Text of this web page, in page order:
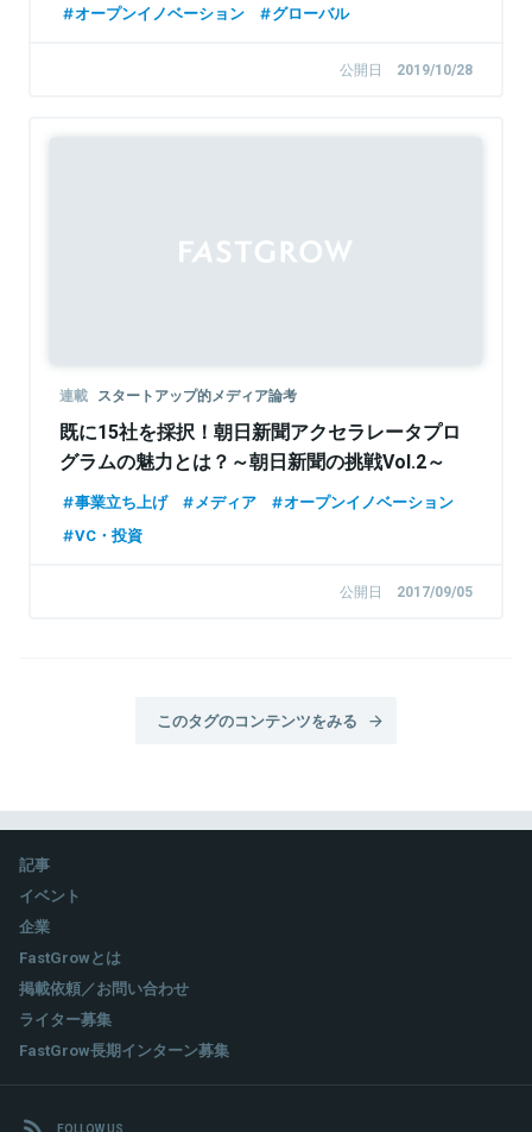
オープンイノベーション
グローバル
公開日 2019/10/28
連載 スタートアップ的メディア論考
既に15社を採択！朝日新聞アクセラレータプロ
グラムの魅力とは？～朝日新聞の挑戦Vol.2～
事業立ち上げ メディア
オープンイノベーション
VC・投資
公開日 2017/09/05
このタグのコンテンツをみる
記事
イベント
企業
FastGrowとは
掲載依頼／お問い合わせ
ライター募集
FastGrow長期インターン募集
FOLLOW US